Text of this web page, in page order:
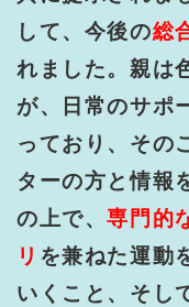
して、今後の総
れました。親は
が、日常のサポ
っており、その
ターの方と情報
の上で、専門的
リ を兼ねた運動
いくこと、そし